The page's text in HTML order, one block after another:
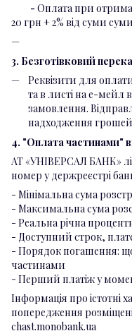
- Оплата при
20 грн + 2% від суми
3. Безготівковий
Реквізити для
та в листі на е-
замовлення.
надходження грошей
4. "Оплата частинами"
АТ «УНІВЕРСАЛ БАНК»
номер у держреєстрі
- Мінімальна сума
- Максимальна сума
- Реальна річна
- Доступний строк,
- Порядок погашення:
частинами
- Перший платіж у
Інформація про істотні
попередження
chast.monobank.ua